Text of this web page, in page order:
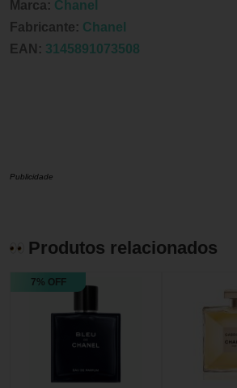
Marca: Chanel
Fabricante: Chanel
EAN: 3145891073508
Publicidade
Produtos relacionados
7% OFF